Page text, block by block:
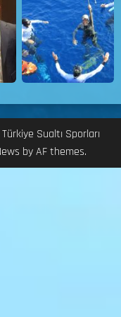
Sualtı Sporları
by AF themes.